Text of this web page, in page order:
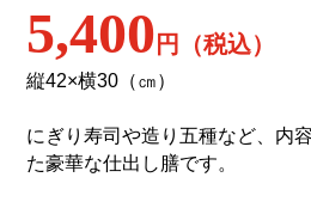
5,400 円（税込）
縦42×横30（㎝）
にぎり寿司や造り五種など、内
た豪華な仕出し膳です。